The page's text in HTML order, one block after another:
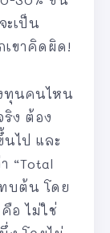
ะเป็น
ขาคิดผิด!
ทุนคนไหน
ริง ต้อง
ไป และ
“Total
บต้น โดย
อ ไม่ใช่